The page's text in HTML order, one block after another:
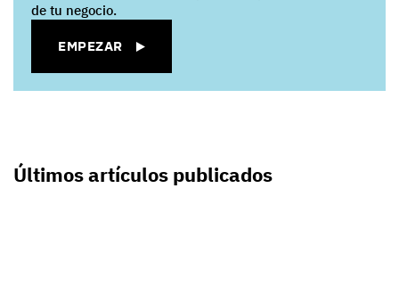
de tu negocio.
EMPEZAR
Últimos artículos publicados